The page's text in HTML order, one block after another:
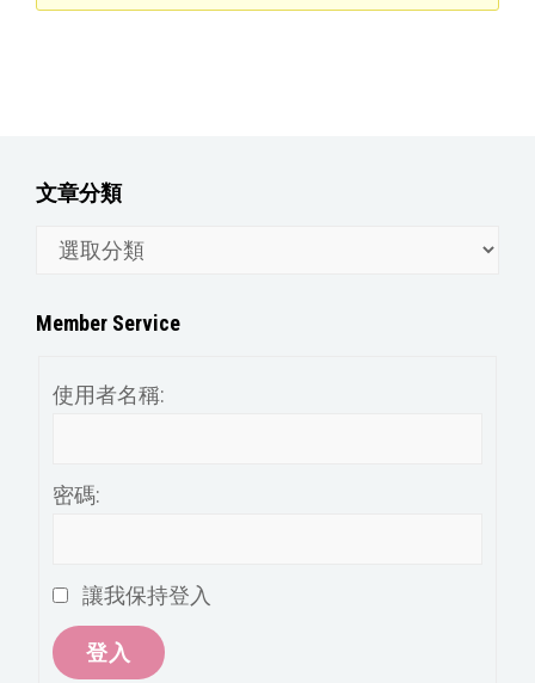
文章分類
分
Member Service
使用者名稱:
密碼:
讓我保持登入
登入